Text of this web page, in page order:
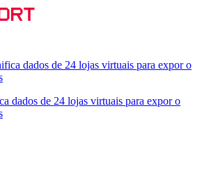
dados de 24 lojas virtuais para expor o